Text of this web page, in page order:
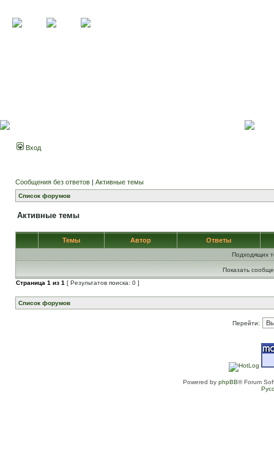
Вход
Сообщения без ответов | Активные темы
Список форумов
Активные темы
Темы Автор Ответы
Подходящих
Показать
Страница 1 из 1 [ Результатов поиска: 0 ]
Список форумов
Перейти:
Powered by phpBB® Forum